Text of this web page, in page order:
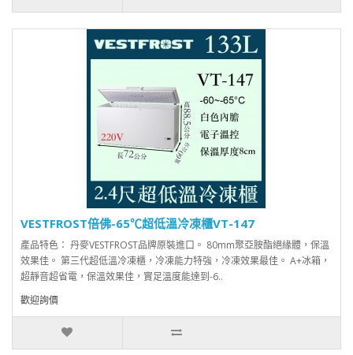
VESTFROST倍佛-65℃超低溫冷凍櫃VT-147
產品特色： 丹麥VESTFROST品牌原裝進口。 80mm聚亞胺酯絕緣體，保溫
效果佳。 第三代超低溫冷凍櫃，冷凍能力特強，冷凍效果最佳。 A+冰箱，
超靜音超省電，保溫效果佳，實足溫度能達到-6..
歡迎詢價